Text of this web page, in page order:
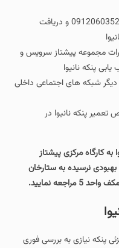
تمای با شماره های 09120603527 09120603528 و دریافت
مجموعه پیشتاز سرویس و
پنکه نانیوا
و دیگر شبکه های اجتماعی داخلی
پنکه نانیوا در
به کارگاه مرکزی پیشتاز
نرسیده به ستارخان
پنکه نیازی به بررسی فوری